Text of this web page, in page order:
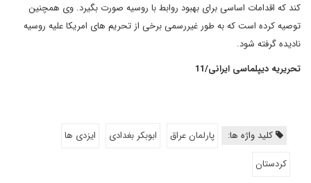
کند که اقدامات اساسی برای بهبود روابط با روسیه صورت بگیرد. وی همچنین
توصیه کرده است که به طور غیررسمی برخی از تحریم های امریکا علیه روسیه
نادیده گرفته شود.
تحریریه دیپلماسی ایرانی/11
کلید واژه ها: پارلمان عراق ابوبکر بغدادی
ایزدی ها
کردستان